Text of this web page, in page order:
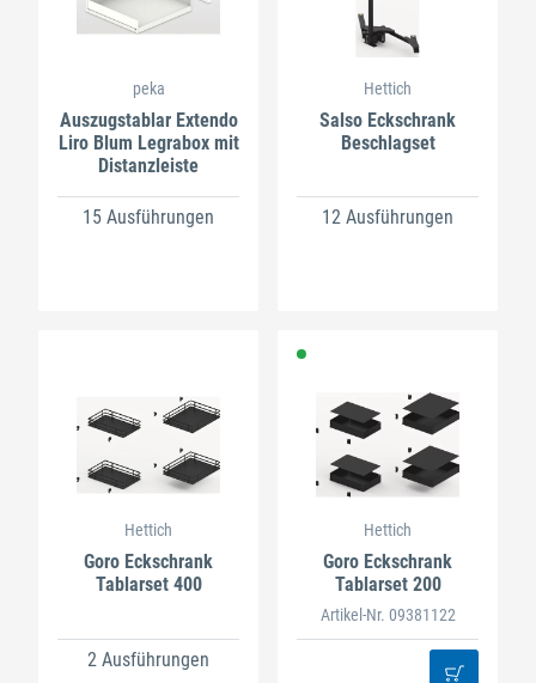
peka
Auszugstablar Extendo
Liro Blum Legrabox mit
Distanzleiste
15 Ausführungen
Hettich
Salso Eckschrank
Beschlagset
12 Ausführungen
Hettich
Goro Eckschrank
Tablarset 400
2 Ausführungen
Hettich
Goro Eckschrank
Tablarset 200
Artikel-Nr. 09381122